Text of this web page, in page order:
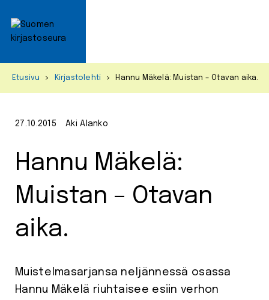
Etusivu > Kirjastolehti > Hannu Mäkelä: Muistan – Otavan aika.
27.10.2015 Aki Alanko
Hannu Mäkelä:
Muistan – Otavan
aika.
Muistelmasarjansa neljännessä osassa
Hannu Mäkelä riuhtaisee esiin verhon